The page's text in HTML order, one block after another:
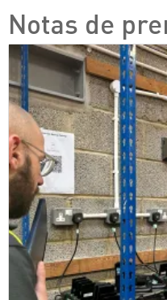
Notas de